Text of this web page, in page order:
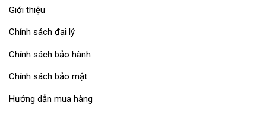
Giới thiệu
Chính sách đại lý
Chính sách bảo hành
Chính sách bảo mật
Hướng dẫn mua hàng